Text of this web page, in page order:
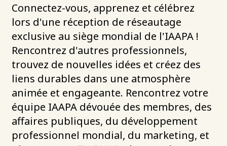
Connectez-vous, apprenez et célébrez
lors d'une réception de réseautage
exclusive au siège mondial de l'IAAPA !
Rencontrez d'autres professionnels,
trouvez de nouvelles idées et créez des
liens durables dans une atmosphère
animée et engageante. Rencontrez votre
équipe IAAPA dévouée des membres, des
affaires publiques, du développement
professionnel mondial, du marketing, et